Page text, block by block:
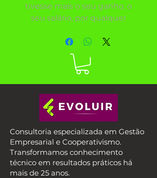
tivesse mais o seu ganho, o
seu salário, por qualquer
tempo conseguiria se manter
com este mesmo padrão de
vida que tem atualmente?
Este e-book ensina
você cuidar de suas finanças!
Consultoria especializada em Gestão
Empresarial e Cooperativismo.
Transformamos conhecimento
técnico em resultados práticos há
mais de 25 anos.